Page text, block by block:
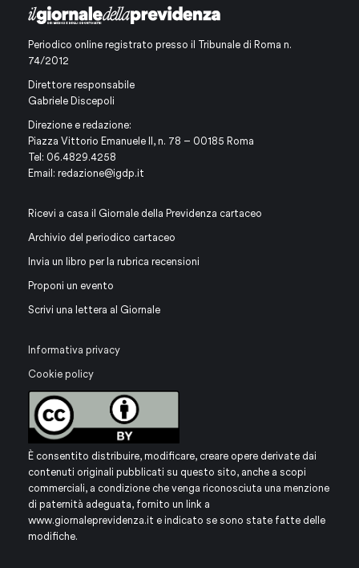
Periodico online registrato presso il Tribunale di Roma n.
74/2012
Direttore responsabile
Gabriele Discepoli
Direzione e redazione:
Piazza Vittorio Emanuele II, n. 78 – 00185 Roma
Tel: 06.4829.4258
Email: redazione@igdp.it
Ricevi a casa il Giornale della Previdenza cartaceo
Archivio del periodico cartaceo
Invia un libro per la rubrica recensioni
Proponi un evento
Scrivi una lettera al Giornale
Informativa privacy
Cookie policy
È consentito distribuire, modificare, creare opere derivate dai
contenuti originali pubblicati su questo sito, anche a scopi
commerciali, a condizione che venga riconosciuta una menzione
di paternità adeguata, fornito un link a
www.giornaleprevidenza.it e indicato se sono state fatte delle
modifiche.